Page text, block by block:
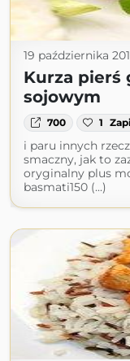
19 października
Kurza pierś
sojowym
700 1
i paru innych
smaczny, jak to
oryginalny plus
basmati150 (...)